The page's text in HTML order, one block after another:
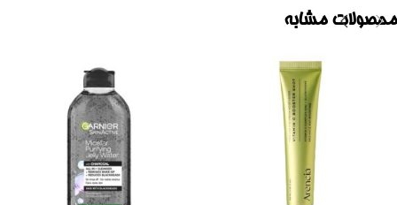
محصولات مشابه